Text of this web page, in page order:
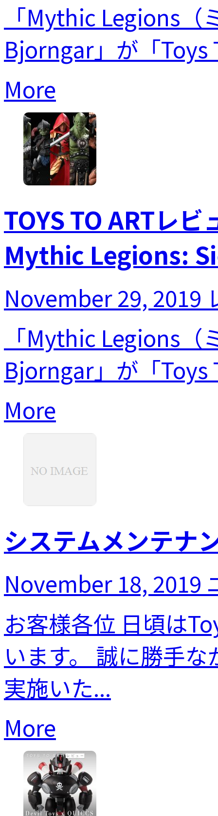
「Mythic Legions
Bjorngar」が「Toys
More
TOYS TO ARTレ
Mythic Legions:
November 29, 2019
「Mythic Legions
Bjorngar」が「Toys
More
システムメンテナ
November 18, 2019
お客様各位 日頃は
います。 誠に勝手
実施いた...
More